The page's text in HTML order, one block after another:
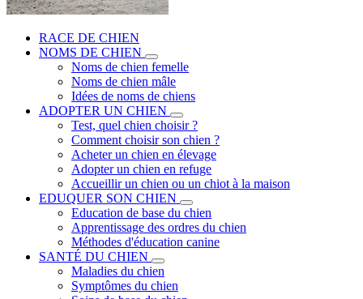
RACE DE CHIEN
NOMS DE CHIEN
Noms de chien femelle
Noms de chien mâle
Idées de noms de chiens
ADOPTER UN CHIEN
Test, quel chien choisir ?
Comment choisir son chien ?
Acheter un chien en élevage
Adopter un chien en refuge
Accueillir un chien ou un chiot à la maison
EDUQUER SON CHIEN
Education de base du chien
Apprentissage des ordres du chien
Méthodes d'éducation canine
SANTÉ DU CHIEN
Maladies du chien
Symptômes du chien